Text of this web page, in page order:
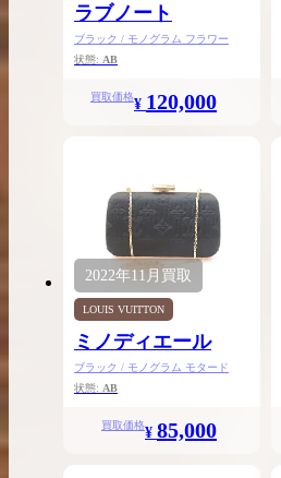
ラブノート
ブラック / モノグラム フラワー
状態: AB
買取価格¥ 120,000
2022年11月 買取
LOUIS VUITTON
ミノディエール
ブラック / モノグラム モタード
状態: AB
買取価格¥ 85,000